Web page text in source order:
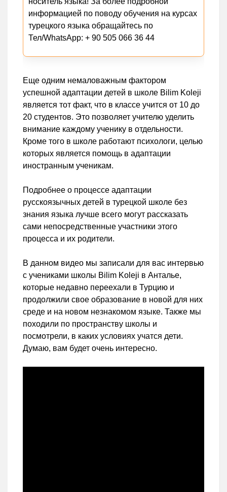
информацией по поводу обучения на курсах
турецкого языка обращайтесь по
Тел/WhatsApp: + 90 505 066 36 44
Еще одним немаловажным фактором
успешной адаптации детей в школе Bilim Koleji
является тот факт, что в классе учится от 10 до
20 студентов. Это позволяет учителю уделить
внимание каждому ученику в отдельности.
Кроме того в школе работают психологи, целью
которых является помощь в адаптации
иностранным ученикам.
Подробнее о процессе адаптации
русскоязычных детей в турецкой школе без
знания языка лучше всего могут рассказать
сами непосредственные участники этого
процесса и их родители.
В данном видео мы записали для вас интервью
с учениками школы Bilim Koleji в Анталье,
которые недавно переехали в Турцию и
продолжили свое образование в новой для них
среде и на новом незнакомом языке. Также мы
походили по пространству школы и
посмотрели, в каких условиях учатся дети.
Думаю, вам будет очень интересно.